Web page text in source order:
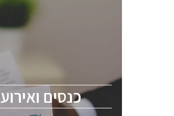
כנסים
כנסים
הסמיקונדקטור כולל מהנדסים,
will be held on May 12-13,